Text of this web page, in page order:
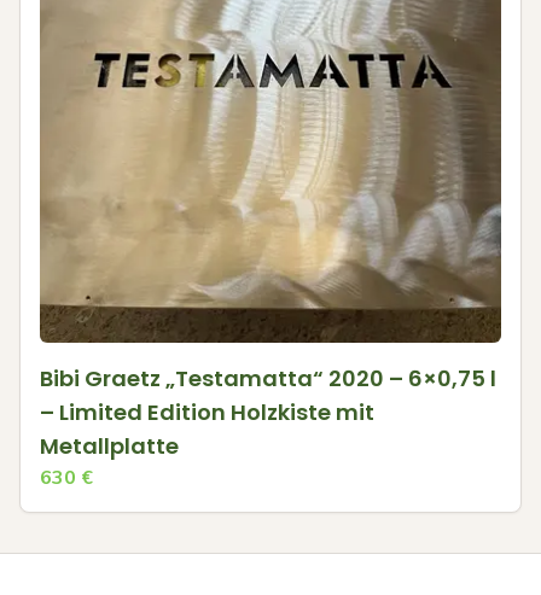
Bibi Graetz „Testamatta“ 2020 – 6×0,75 l
– Limited Edition Holzkiste mit
Metallplatte
630 €